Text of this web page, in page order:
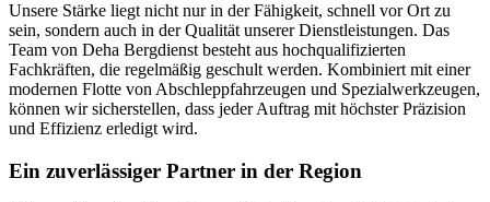
Unsere Stärke liegt nicht nur in der Fähigkeit, schnell vor Ort zu
sein, sondern auch in der Qualität unserer Dienstleistungen. Das
Team von Deha Bergdienst besteht aus hochqualifizierten
Fachkräften, die regelmäßig geschult werden. Kombiniert mit einer
modernen Flotte von Abschleppfahrzeugen und Spezialwerkzeugen,
können wir sicherstellen, dass jeder Auftrag mit höchster Präzision
und Effizienz erledigt wird.
Ein zuverlässiger Partner in der Region